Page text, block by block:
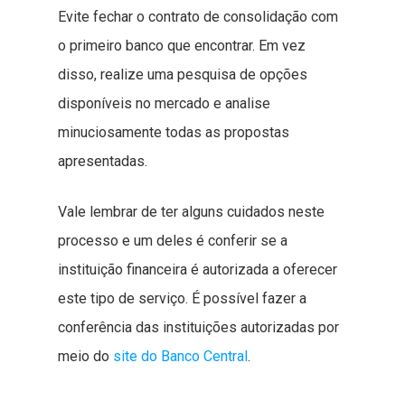
Evite fechar o contrato de consolidação com
o primeiro banco que encontrar. Em vez
disso, realize uma pesquisa de opções
disponíveis no mercado e analise
minuciosamente todas as propostas
apresentadas.
Vale lembrar de ter alguns cuidados neste
processo e um deles é conferir se a
instituição financeira é autorizada a oferecer
este tipo de serviço. É possível fazer a
conferência das instituições autorizadas por
meio do site do Banco Central.